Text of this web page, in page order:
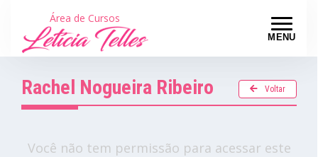
MENU
Área de Cursos
Rachel Nogueira Ribeiro Voltar
Você não tem permissão para acessar este